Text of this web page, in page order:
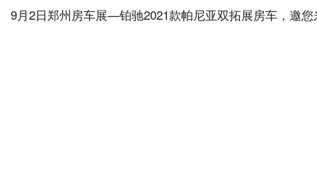
9月2日郑州房车展—铂驰2021款帕尼亚双拓展房车，邀